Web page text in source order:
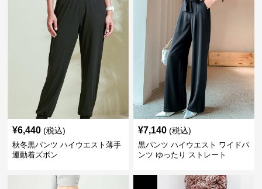
¥6,440 (税込)
秋冬黒パンツ ハイウエスト薄手
運動着ズボン
¥7,140 (税込)
黒パンツ ハイウエスト ワイドパ
ンツ ゆったり ストレート